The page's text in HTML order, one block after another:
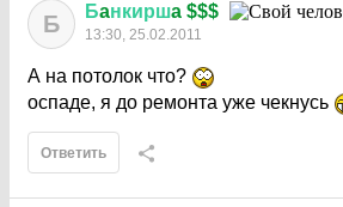
Б Бaнкиршa $$$
13:30, 25.02.2011
А на потолок что?
оспаде, я до ремонта уже чекнусь
Ответить